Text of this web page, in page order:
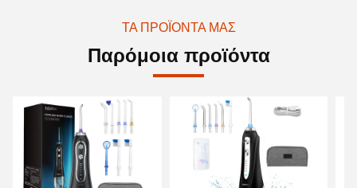
ΤΑ ΠΡΟΪΌΝΤΑ ΜΑΣ
Παρόμοια προϊόντα